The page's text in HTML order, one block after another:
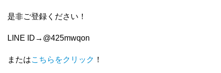
是非ご登録ください！
LINE ID→@425mwqon
またはこちらをクリック ！